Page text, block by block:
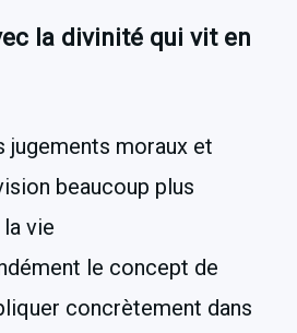
la divinité qui vit en
jugements moraux et
beaucoup plus
vie
le concept de
concrètement dans